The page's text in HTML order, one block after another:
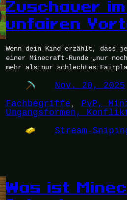
Zuschauer
unfairen
Wenn dein Kind erzählt, dass
einer Minecraft-Runde „nur
mehr als nur schlechtes
Nov. 20, 2025
Fachbegriffe , PvP,
Umgangsformen,
Stream-
Was ist